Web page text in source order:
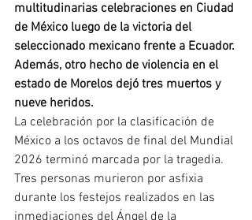
multitudinarias celebraciones en Ciudad
de México luego de la victoria del
seleccionado mexicano frente a Ecuador.
Además, otro hecho de violencia en el
estado de Morelos dejó tres muertos y
nueve heridos.
La celebración por la clasificación de
México a los octavos de final del Mundial
2026 terminó marcada por la tragedia.
Tres personas murieron por asfixia
durante los festejos realizados en las